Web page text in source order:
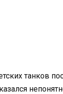
танков